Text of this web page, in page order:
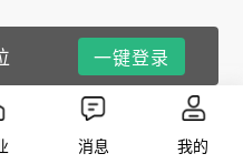
消息 我的
一键登录